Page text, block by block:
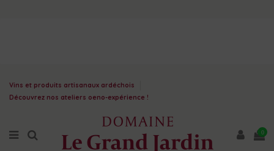
Vins et produits artisanaux ardéchois
Découvrez nos ateliers oeno-expérience !
0